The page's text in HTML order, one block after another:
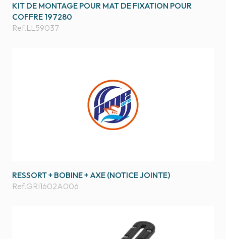
KIT DE MONTAGE POUR MAT DE FIXATION POUR
COFFRE 197280
Ref.LL59037
RESSORT + BOBINE + AXE (NOTICE JOINTE)
Ref.GRI1602A006